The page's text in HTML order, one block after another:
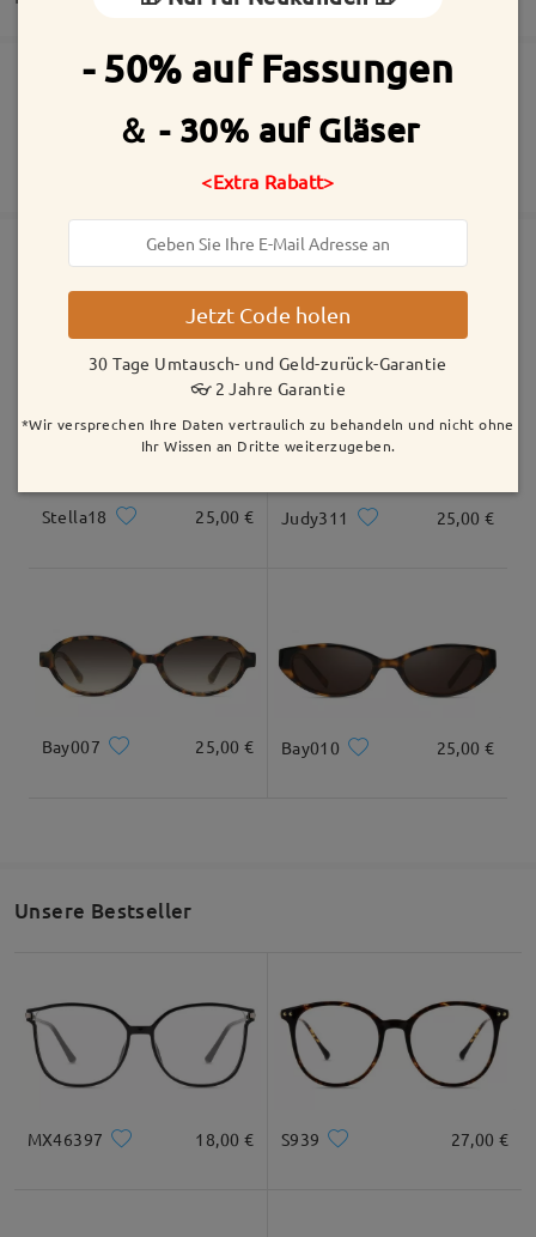
Alle Bewertungen
Bewertung schreiben
Die Bestellung wurde aufgegeben
Details
5-7 Werktage
Details
Geliefert
Inklusive kostenloser kratzfester Beschichtung der Gläser
30 Tage Umtausch- und Geld-zurück-Garantie
Ähnliche Fassungen
Stella18 25,00 € Judy311 25,00 €
Bay007 25,00 € Bay010 25,00 €
Unsere Bestseller
MX46397 18,00 € S939 27,00 €
- 50% auf Fassungen
＆ - 30% auf Gläser
<Extra Rabatt>
Jetzt Code holen
30 Tage Umtausch- und Geld-zurück-Garantie
👓 2 Jahre Garantie
*Wir versprechen Ihre Daten vertraulich zu behandeln und nicht ohne
Ihr Wissen an Dritte weiterzugeben.